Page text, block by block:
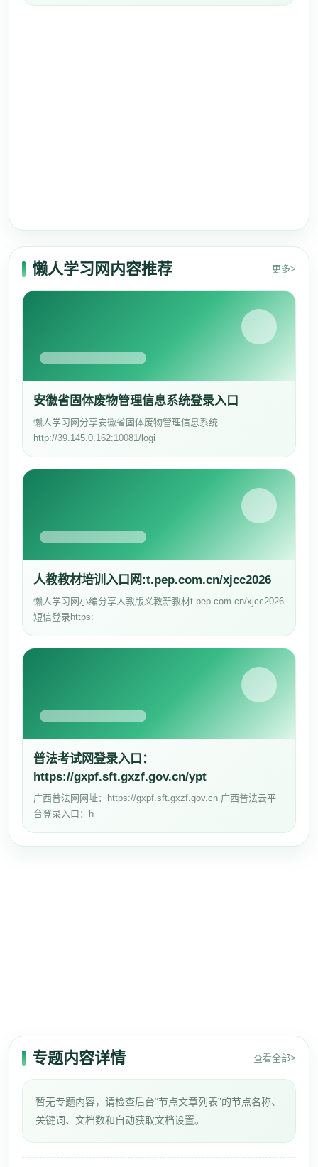
懒人学习网内容推荐 更多>
安徽省固体废物管理信息系统登录入口
懒人学习网分享安徽省固体废物管理信息系统
http://39.145.0.162:10081/logi
人教教材培训入口网:t.pep.com.cn/xjcc2026
懒人学习网小编分享人教版义教新教材t.pep.com.cn/xjcc2026
短信登录https:
普法考试网登录入口：
https://gxpf.sft.gxzf.gov.cn/ypt
广西普法网网址：https://gxpf.sft.gxzf.gov.cn 广西普法云平
台登录入口：h
专题内容详情 查看全部>
暂无专题内容，请检查后台“节点文章列表”的节点名称、
关键词、文档数和自动获取文档设置。